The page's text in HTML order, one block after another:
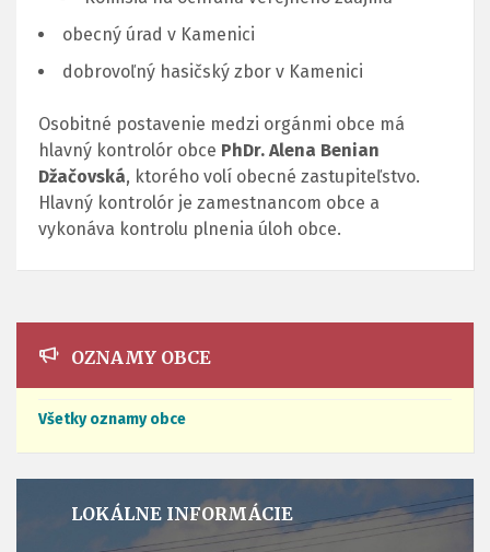
obecný úrad v Kamenici
dobrovoľný hasičský zbor v Kamenici
Osobitné postavenie medzi orgánmi obce má
hlavný kontrolór obce PhDr. Alena Benian
Džačovská, ktorého volí obecné zastupiteľstvo.
Hlavný kontrolór je zamestnancom obce a
vykonáva kontrolu plnenia úloh obce.
OZNAMY OBCE
Všetky oznamy obce
LOKÁLNE INFORMÁCIE